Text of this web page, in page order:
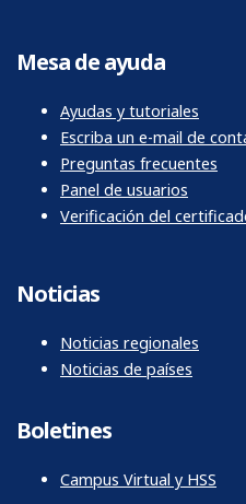
Mesa de ayuda
Ayudas y tutoriales
Escriba un e-mail de
Preguntas frecuentes
Panel de usuarios
Verificación del
Noticias
Noticias regionales
Noticias de países
Boletines
Campus Virtual y HSS